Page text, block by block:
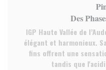
Des
IGP Haute Vallée de
élégant et harmonieux.
fins offrent une
tandis que